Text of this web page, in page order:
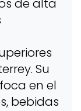
de alta
Su
en el
bebidas